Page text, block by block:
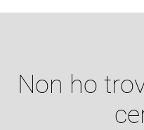
Non ho